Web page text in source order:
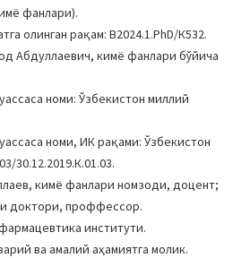
фанлари).
олинган рақам: В2024.1.PhD/К532.
Абдуллаевич, кимё фанлари бўйича
номи: Ўзбекистон миллий
номи, ИК рақами: Ўзбекистон
30.12.2019.К.01.03.
кимё фанлари номзоди, доцент;
доктори, проффессор.
институти.
ва амалий аҳамиятга молик.